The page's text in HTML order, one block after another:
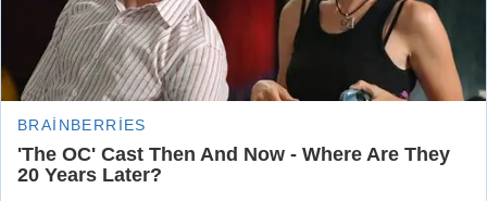
Gizlilik Politikası Burçlar
Tüm Yazarlar Künye